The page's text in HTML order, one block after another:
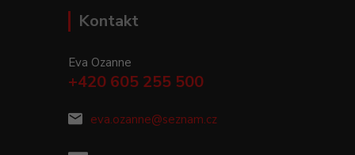
Kontakt
Eva Ozanne
+420 605 255 500
eva.ozanne@seznam.cz